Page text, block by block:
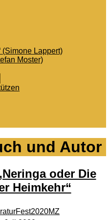
(Simone Lappert)
Moster)
und Autor
oder Die
Heimkehr“